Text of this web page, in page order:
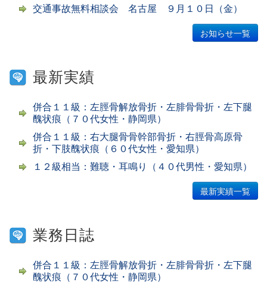
交通事故無料相談会 名古屋 ９月１０日（金）
お知らせ一覧
最新実績
併合１１級：左脛骨解放骨折・左腓骨骨折・左下腿
醜状痕（７０代女性・静岡県）
併合１１級：右大腿骨骨幹部骨折・右脛骨高原骨
折・下肢醜状痕（６０代女性・愛知県）
１２級相当：難聴・耳鳴り（４０代男性・愛知県）
最新実績一覧
業務日誌
併合１１級：左脛骨解放骨折・左腓骨骨折・左下腿
醜状痕（７０代女性・静岡県）